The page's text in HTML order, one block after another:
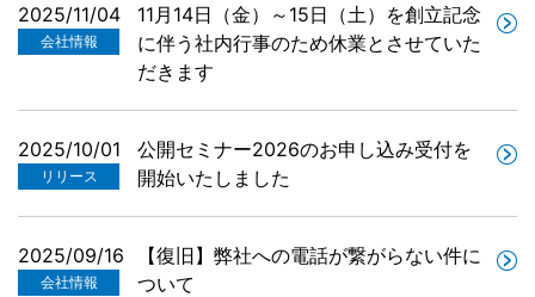
2025/11/04
会社情報
11月14日（金）～15日（土）を創立記念
に伴う社内行事のため休業とさせていた
だきます
2025/10/01
リリース
公開セミナー2026のお申し込み受付を
開始いたしました
2025/09/16
会社情報
【復旧】弊社への電話が繋がらない件に
ついて